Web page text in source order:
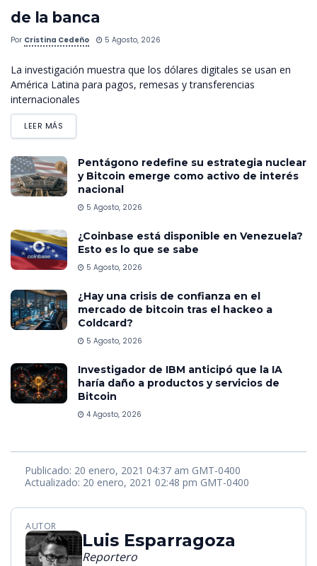
de la banca
Por Cristina Cedeño 5 Agosto, 2026
La investigación muestra que los dólares digitales se usan en
América Latina para pagos, remesas y transferencias
internacionales
LEER MÁS
Pentágono redefine su estrategia nuclear
y Bitcoin emerge como activo de interés
nacional
5 Agosto, 2026
¿Coinbase está disponible en Venezuela?
Esto es lo que se sabe
5 Agosto, 2026
¿Hay una crisis de confianza en el
mercado de bitcoin tras el hackeo a
Coldcard?
5 Agosto, 2026
Investigador de IBM anticipó que la IA
haría daño a productos y servicios de
Bitcoin
4 Agosto, 2026
Publicado: 20 enero, 2021 04:37 am GMT-0400
Actualizado: 20 enero, 2021 02:48 pm GMT-0400
AUTOR
Luis Esparragoza
Reportero